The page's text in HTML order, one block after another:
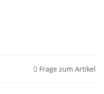
Frage zum Artikel